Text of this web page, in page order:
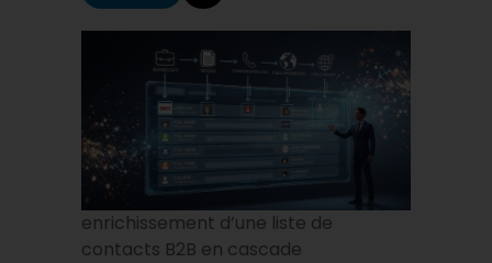
enrichissement d’une liste de
contacts B2B en cascade